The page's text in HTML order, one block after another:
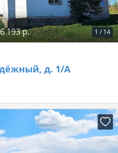
1 / 14
193 р.
д. 1/А